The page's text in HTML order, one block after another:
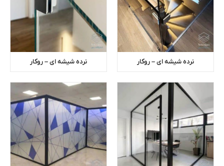
نرده شیشه ای – روکار نرده شیشه ای – روکار